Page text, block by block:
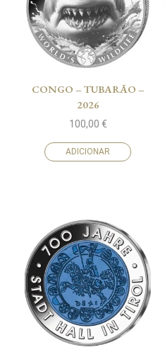
CONGO – TUBARÃO –
2026
100,00 €
ADICIONAR